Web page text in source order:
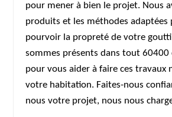
pour mener à bien le projet. Nous
produits et les méthodes adaptées
pourvoir la propreté de votre
sommes présents dans tout 60400
pour vous aider à faire ces travaux
votre habitation. Faites-nous
nous votre projet, nous nous